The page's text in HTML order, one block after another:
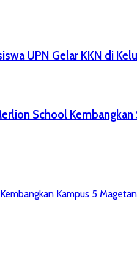
UPN Gelar KKN di
School
Kampus 5